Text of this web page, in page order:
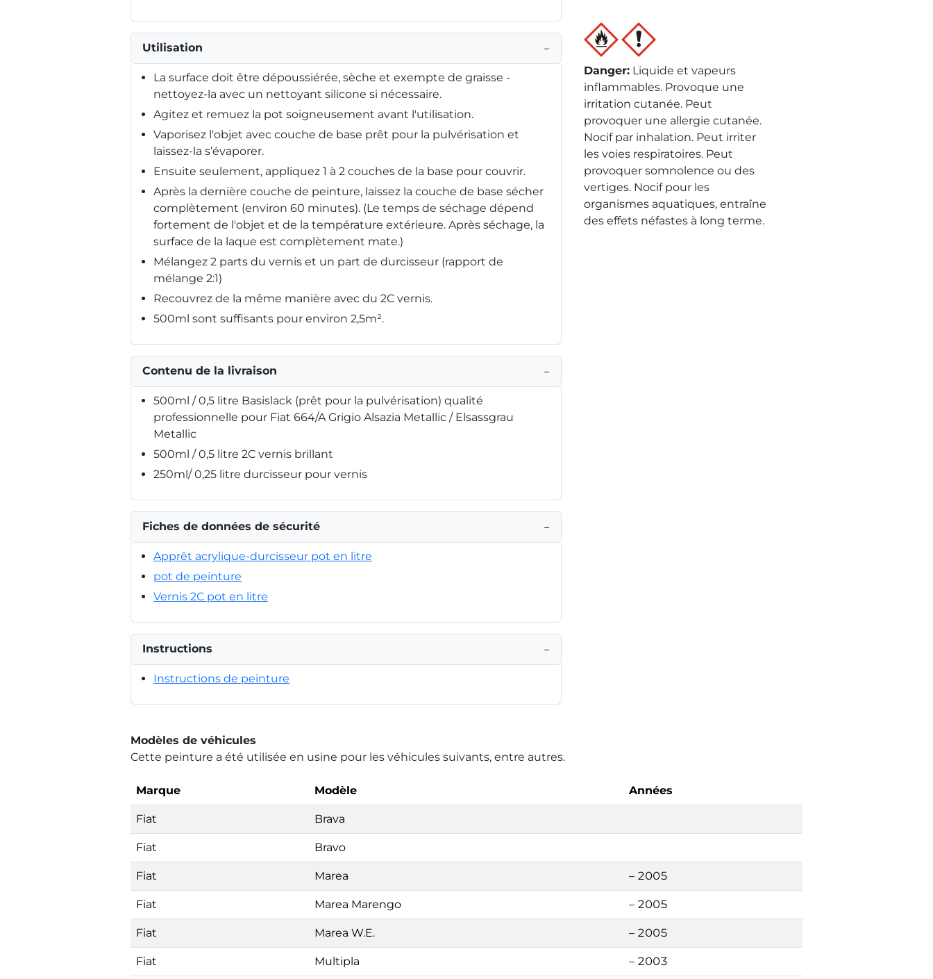
Utilisation −
La surface doit être dépoussiérée, sèche et exempte de graisse -
nettoyez-la avec un nettoyant silicone si nécessaire.
Agitez et remuez la pot soigneusement avant l'utilisation.
Vaporisez l'objet avec couche de base prêt pour la pulvérisation et
laissez-la s’évaporer.
Ensuite seulement, appliquez 1 à 2 couches de la base pour couvrir.
Après la dernière couche de peinture, laissez la couche de base sécher
complètement (environ 60 minutes). (Le temps de séchage dépend
fortement de l'objet et de la température extérieure. Après séchage, la
surface de la laque est complètement mate.)
Mélangez 2 parts du vernis et un part de durcisseur (rapport de
mélange 2:1)
Recouvrez de la même manière avec du 2C vernis.
500ml sont suffisants pour environ 2,5m².
Contenu de la livraison −
500ml / 0,5 litre Basislack (prêt pour la pulvérisation) qualité
professionnelle pour Fiat 664/A Grigio Alsazia Metallic / Elsassgrau
Metallic
500ml / 0,5 litre 2C vernis brillant
250ml/ 0,25 litre durcisseur pour vernis
Fiches de données de sécurité −
Apprêt acrylique-durcisseur pot en litre
pot de peinture
Vernis 2C pot en litre
Instructions −
Instructions de peinture
Danger: Liquide et vapeurs
inflammables. Provoque une
irritation cutanée. Peut
provoquer une allergie cutanée.
Nocif par inhalation. Peut irriter
les voies respiratoires. Peut
provoquer somnolence ou des
vertiges. Nocif pour les
organismes aquatiques, entraîne
des effets néfastes à long terme.
Modèles de véhicules
Cette peinture a été utilisée en usine pour les véhicules suivants, entre autres.
Marque Modèle Années
Fiat Brava
Fiat Bravo
Fiat Marea – 2005
Fiat Marea Marengo – 2005
Fiat Marea W.E. – 2005
Fiat Multipla – 2003